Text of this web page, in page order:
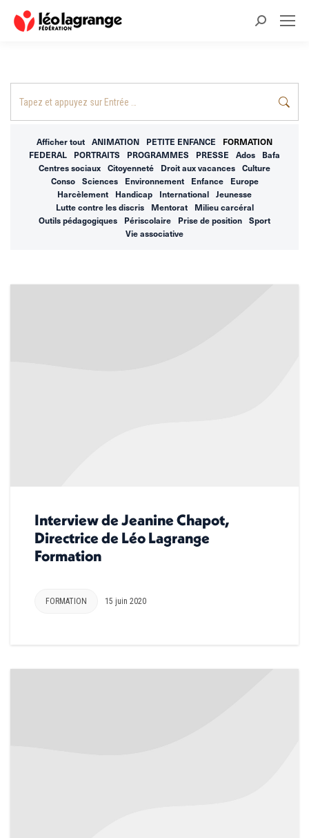
Recherche
Afficher tout ANIMATION PETITE ENFANCE
FORMATION
FEDERAL
PORTRAITS PROGRAMMES PRESSE Ados
Bafa
Centres sociaux
Citoyenneté Droit aux vacances
Culture
Conso
Sciences Environnement Enfance
Europe
Harcèlement
Handicap International
Jeunesse
Lutte contre les discris
Mentorat
Milieu carcéral
Outils pédagogiques
Périscolaire Prise de position
Sport
Vie associative
Interview de Jeanine Chapot,
Directrice de Léo Lagrange
Formation
FORMATION 15 juin 2020